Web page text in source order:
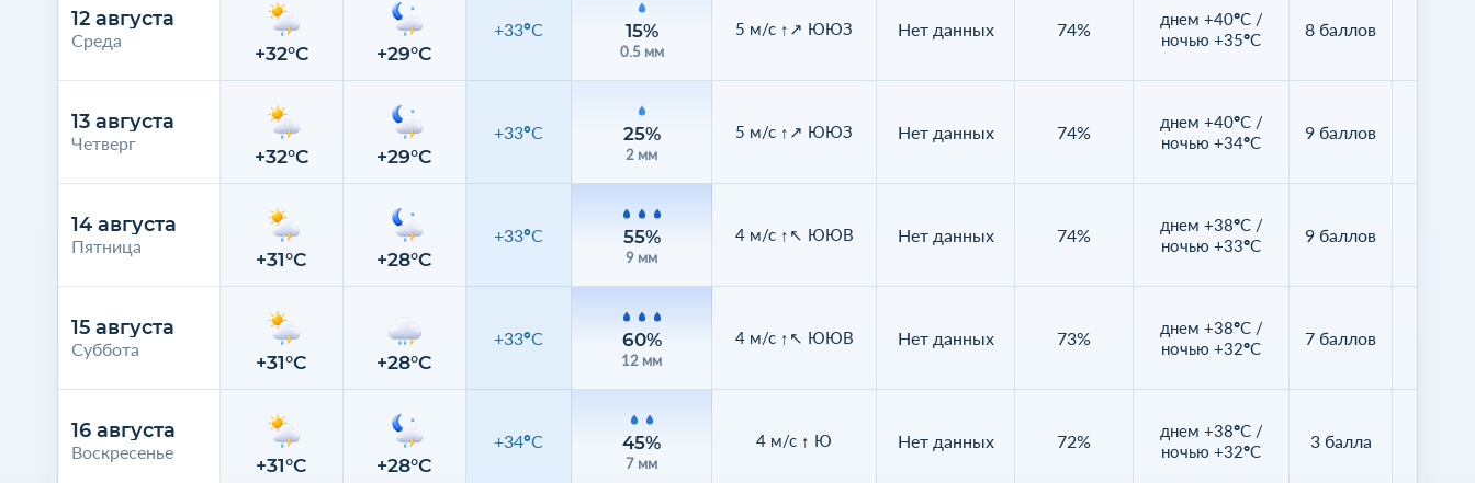
12 августа
Среда
13 августа
Четверг
14 августа
Пятница
15 августа
Суббота
16 августа
Воскресенье
+32°C +29°C
+33°C 15%
0.5 мм
5 м/с ↑↗ ЮЮЗ Нет данных 74%
днем +40°C /
ночью +35°C
8 баллов
+32°C +29°C
+33°C 25%
2 мм
5 м/с ↑↗ ЮЮЗ Нет данных 74%
днем +40°C /
ночью +34°C
9 баллов
+31°C +28°C
+33°C 55%
9 мм
4 м/с ↑↖ ЮЮВ Нет данных 74%
днем +38°C /
ночью +33°C
9 баллов
+31°C +28°C
+33°C 60%
12 мм
4 м/с ↑↖ ЮЮВ Нет данных 73%
днем +38°C /
ночью +32°C
7 баллов
+31°C +28°C
+34°C 45%
7 мм
4 м/с ↑ Ю Нет данных 72%
днем +38°C /
ночью +32°C
3 балла